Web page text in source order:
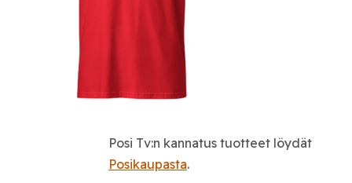
Posi Tv:n kannatus tuotteet löydät
Posikaupasta.